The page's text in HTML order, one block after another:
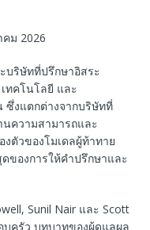
ม 2026
บริษัทที่ปรึกษาอิสระ
ทคโนโลยี และ
งแตกต่างจากบริษัทที่
นความสามารถและ
ตัวของโมเดลผู้ท้าทาย
ของการให้คำปรึกษาและ
Sunil Nair และ Scott
ครัว บทบาทของผู้ดูแลผล